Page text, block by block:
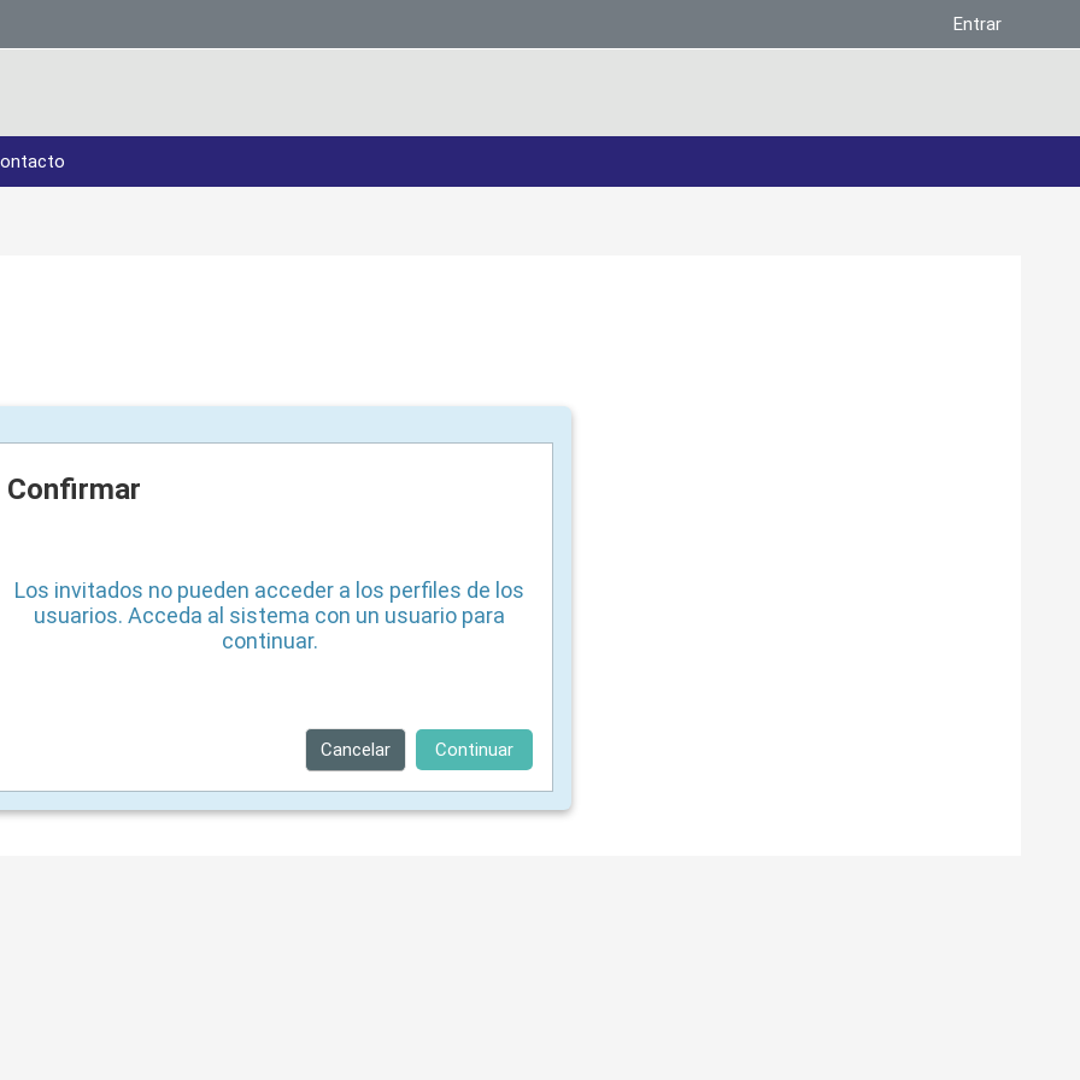
Entrar
Confirmar
Los invitados no pueden acceder a los perfiles de los
usuarios. Acceda al sistema con un usuario para
continuar.
Cancelar Continuar